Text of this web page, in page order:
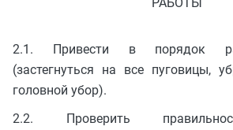
2.1. Привести в порядок
(застегнуться на все пуговицы,
головной убор).
2.2. Проверить